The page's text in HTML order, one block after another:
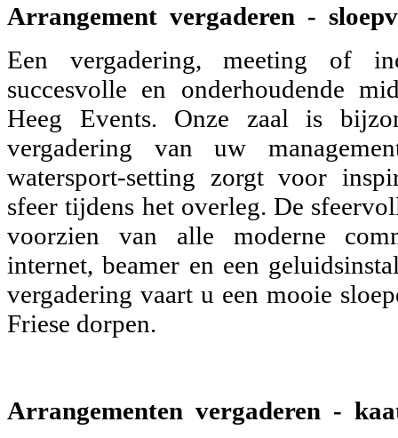
Arrangement vergaderen -
Een vergadering, meeting of
succesvolle en onderhoudende
Heeg Events. Onze zaal is
vergadering van uw
watersport-setting zorgt voor
sfeer tijdens het overleg. De
voorzien van alle moderne
internet, beamer en een
vergadering vaart u een mooie
Friese dorpen.
Arrangementen vergaderen -